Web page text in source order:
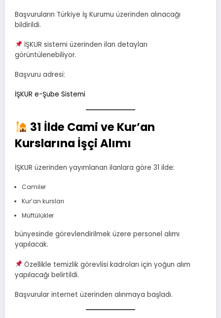
Başvuruların Türkiye İş Kurumu üzerinden alınacağı
bildirildi.
İŞKUR sistemi üzerinden ilan detayları
görüntülenebiliyor.
Başvuru adresi:
İŞKUR e-Şube Sistemi
31 İlde Cami ve Kur’an
Kurslarına İşçi Alımı
İŞKUR üzerinden yayımlanan ilanlara göre 31 ilde:
Camiler
Kur’an kursları
Müftülükler
bünyesinde görevlendirilmek üzere personel alımı
yapılacak.
Özellikle temizlik görevlisi kadroları için yoğun alım
yapılacağı belirtildi.
Başvurular internet üzerinden alınmaya başladı.